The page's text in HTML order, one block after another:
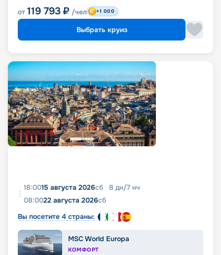
от 119 793 ₽ /чел +1 000
Выбрать круиз
18:0015 августа 2026сб 8 дн/7 нч
08:0022 августа 2026сб
Вы посетите 4 страны:
MSC World Europa
КОМФОРТ